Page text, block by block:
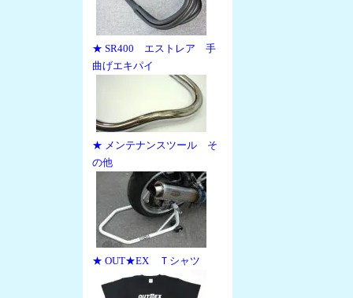
★ SR400 エストレア 手
曲げエキパイ
★ メンテナンスツール そ
の他
★ OUT★EX Ｔシャツ